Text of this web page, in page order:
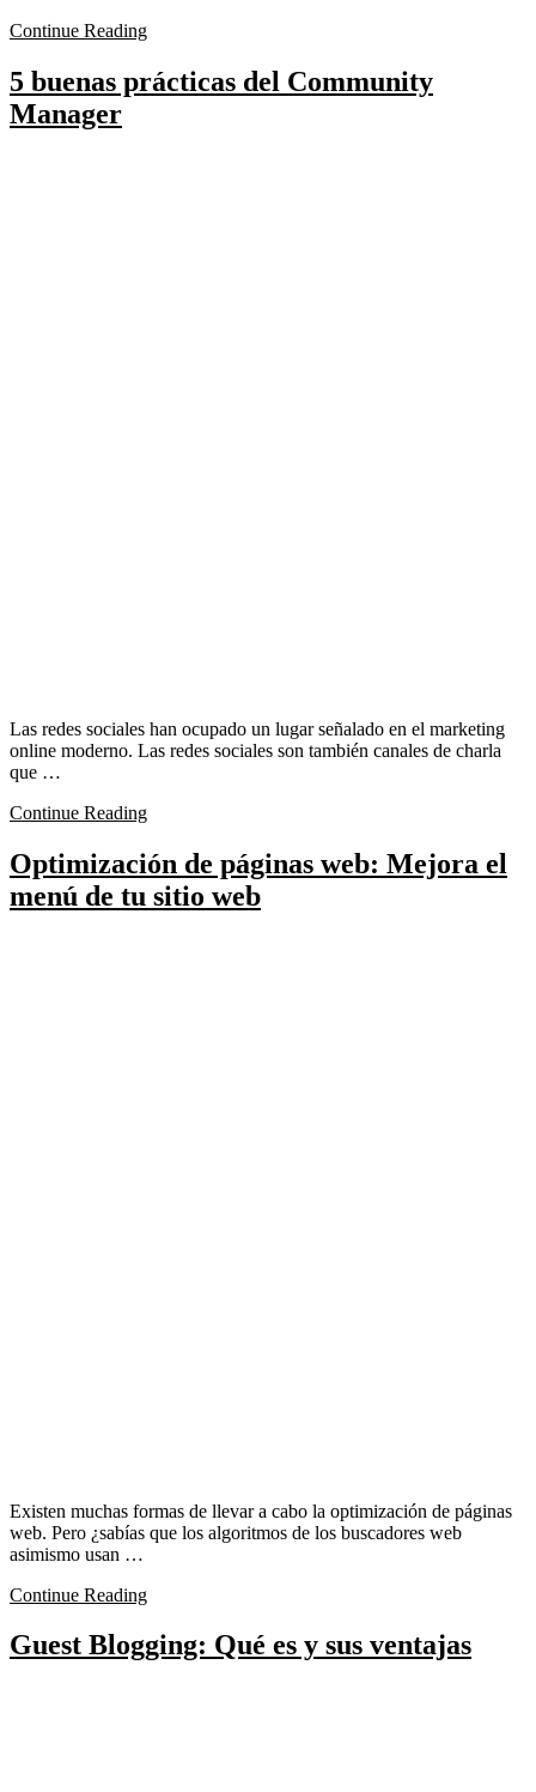
Continue Reading
5 buenas prácticas del Community
Manager
Las redes sociales han ocupado un lugar señalado en el marketing
online moderno. Las redes sociales son también canales de charla
que …
Continue Reading
Optimización de páginas web: Mejora el
menú de tu sitio web
Existen muchas formas de llevar a cabo la optimización de páginas
web. Pero ¿sabías que los algoritmos de los buscadores web
asimismo usan …
Continue Reading
Guest Blogging: Qué es y sus ventajas